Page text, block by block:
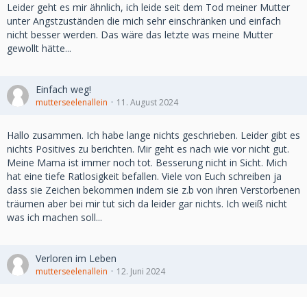
Leider geht es mir ähnlich, ich leide seit dem Tod meiner Mutter
unter Angstzuständen die mich sehr einschränken und einfach
nicht besser werden. Das wäre das letzte was meine Mutter
gewollt hätte...
Einfach weg!
mutterseelenallein 11. August 2024
Hallo zusammen. Ich habe lange nichts geschrieben. Leider gibt es
nichts Positives zu berichten. Mir geht es nach wie vor nicht gut.
Meine Mama ist immer noch tot. Besserung nicht in Sicht. Mich
hat eine tiefe Ratlosigkeit befallen. Viele von Euch schreiben ja
dass sie Zeichen bekommen indem sie z.b von ihren Verstorbenen
träumen aber bei mir tut sich da leider gar nichts. Ich weiß nicht
was ich machen soll...
Verloren im Leben
mutterseelenallein 12. Juni 2024